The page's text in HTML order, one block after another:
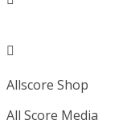
Allscore Shop
All Score Media